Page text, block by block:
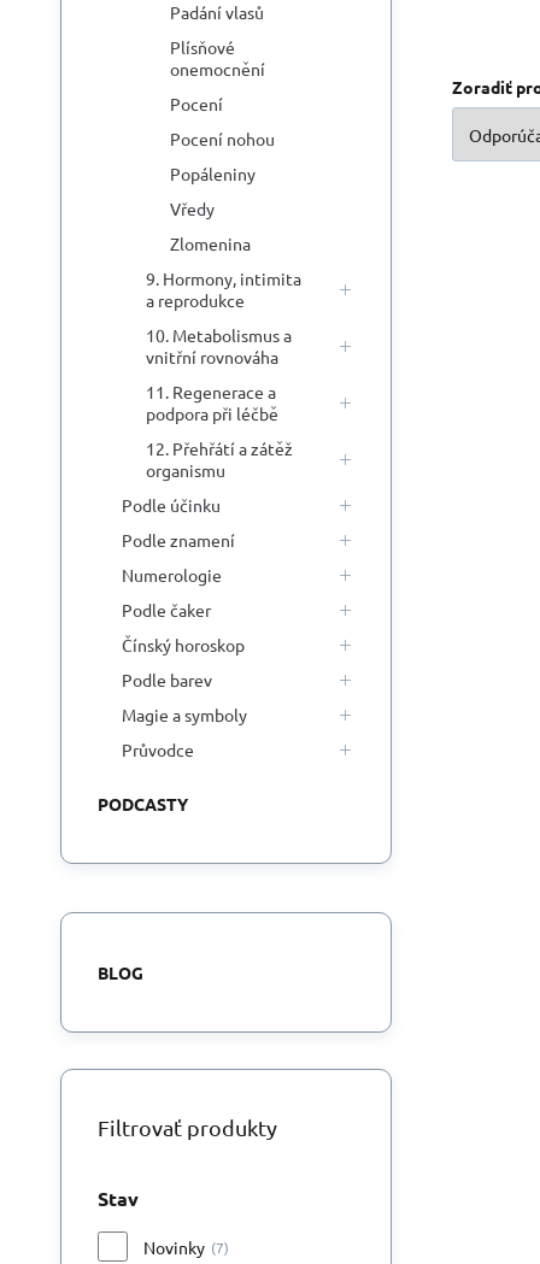
Zoradiť
Padání vlasů
Plísňové
onemocnění
Pocení
Pocení nohou
Popáleniny
Vředy
Zlomenina
9. Hormony, intimita
a reprodukce
10. Metabolismus a
vnitřní rovnováha
11. Regenerace a
podpora při léčbě
12. Přehřátí a zátěž
organismu
Podle účinku
Podle znamení
Numerologie
Podle čaker
Čínský horoskop
Podle barev
Magie a symboly
Průvodce
PODCASTY
BLOG
Filtrovať produkty
Stav
Novinky (7)